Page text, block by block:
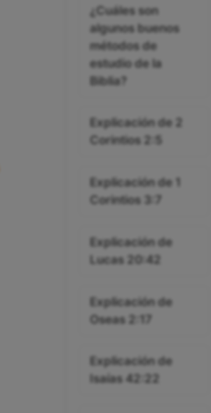
¿Cuáles son
algunos buenos
métodos de
estudio de la
Biblia?
Explicación de 2
Corintios 2:5
Explicación de 1
Corintios 3:7
Explicación de
Lucas 20:42
Explicación de
Oseas 2:17
Explicación de
Isaías 42:22